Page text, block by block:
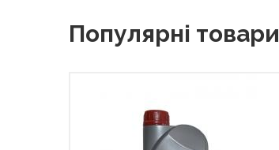
Популярні товари